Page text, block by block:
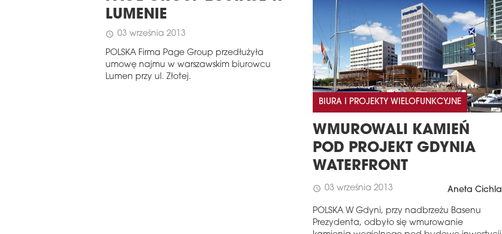
LUMENIE
schedule 03 września 2013
POLSKA Firma Page Group przedłużyła
umowę najmu w warszawskim biurowcu
Lumen przy ul. Złotej.
BIURA I PROJEKTY WIELOFUNKCYJNE
WMUROWALI KAMIEŃ
POD PROJEKT GDYNIA
WATERFRONT
schedule 03 września 2013 Aneta Cichla
POLSKA W Gdyni, przy nadbrzeżu Basenu
Prezydenta, odbyło się wmurowanie